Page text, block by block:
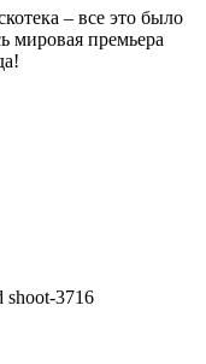
– все это было
мировая премьера